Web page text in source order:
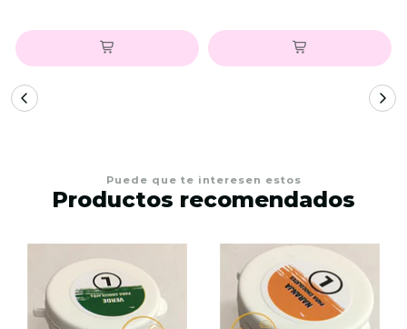
Puede que te interesen estos
Productos recomendados